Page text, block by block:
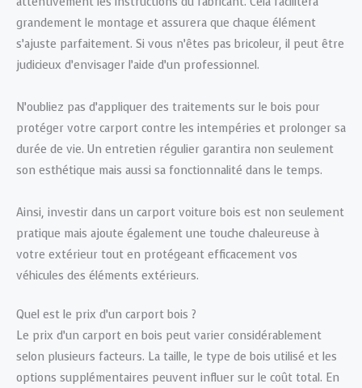
grandement le montage et assurera que chaque élément
s’ajuste parfaitement. Si vous n’êtes pas bricoleur, il peut être
judicieux d’envisager l’aide d’un professionnel.
N’oubliez pas d’appliquer des traitements sur le bois pour
protéger votre carport contre les intempéries et prolonger sa
durée de vie. Un entretien régulier garantira non seulement
son esthétique mais aussi sa fonctionnalité dans le temps.
Ainsi, investir dans un carport voiture bois est non seulement
pratique mais ajoute également une touche chaleureuse à
votre extérieur tout en protégeant efficacement vos
véhicules des éléments extérieurs.
Quel est le prix d’un carport bois ?
Le prix d’un carport en bois peut varier considérablement
selon plusieurs facteurs. La taille, le type de bois utilisé et les
options supplémentaires peuvent influer sur le coût total. En